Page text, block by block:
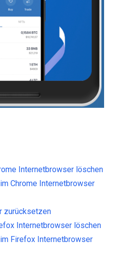
Internetbrowser löschen
Chrome Internetbrowser
zurücksetzen
Internetbrowser löschen
Firefox Internetbrowser